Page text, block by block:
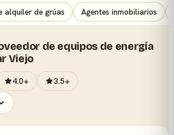
alquiler de grúas Agentes inmobiliarios
de equipos de energía
Viejo
4.0+ 3.5+